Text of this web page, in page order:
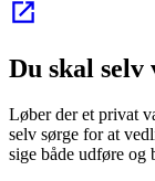
Du skal
Løber der et privat
selv sørge for at
sige både udføre og